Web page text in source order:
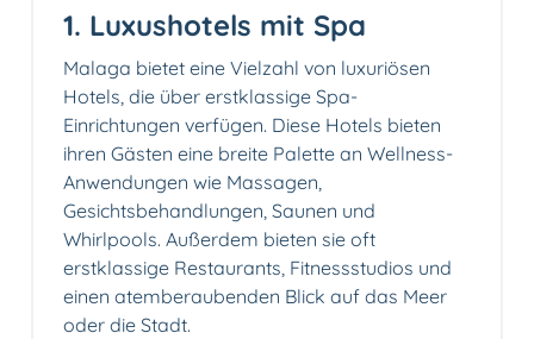
1. Luxushotels mit Spa
Malaga bietet eine Vielzahl von luxuriösen
Hotels, die über erstklassige Spa-
Einrichtungen verfügen. Diese Hotels bieten
ihren Gästen eine breite Palette an Wellness-
Anwendungen wie Massagen,
Gesichtsbehandlungen, Saunen und
Whirlpools. Außerdem bieten sie oft
erstklassige Restaurants, Fitnessstudios und
einen atemberaubenden Blick auf das Meer
oder die Stadt.